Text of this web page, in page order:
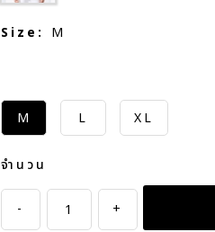
Size: M
M L XL
จำนวน
- +